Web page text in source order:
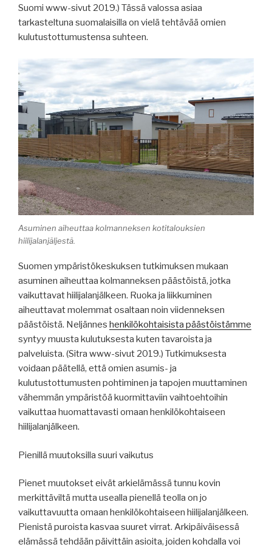
Suomi www-sivut 2019.) Tässä valossa asiaa
tarkasteltuna suomalaisilla on vielä tehtävää omien
kulutustottumustensa suhteen.
Asuminen aiheuttaa kolmanneksen kotitalouksien
hiilijalanjäljestä.
Suomen ympäristökeskuksen tutkimuksen mukaan
asuminen aiheuttaa kolmanneksen päästöistä, jotka
vaikuttavat hiilijalanjälkeen. Ruoka ja liikkuminen
aiheuttavat molemmat osaltaan noin viidenneksen
päästöistä. Neljännes henkilökohtaisista päästöistämme
syntyy muusta kulutuksesta kuten tavaroista ja
palveluista. (Sitra www-sivut 2019.) Tutkimuksesta
voidaan päätellä, että omien asumis- ja
kulutustottumusten pohtiminen ja tapojen muuttaminen
vähemmän ympäristöä kuormittaviin vaihtoehtoihin
vaikuttaa huomattavasti omaan henkilökohtaiseen
hiilijalanjälkeen.
Pienillä muutoksilla suuri vaikutus
Pienet muutokset eivät arkielämässä tunnu kovin
merkittäviltä mutta usealla pienellä teolla on jo
vaikuttavuutta omaan henkilökohtaiseen hiilijalanjälkeen.
Pienistä puroista kasvaa suuret virrat. Arkipäiväisessä
elämässä tehdään päivittäin asioita, joiden kohdalla voi